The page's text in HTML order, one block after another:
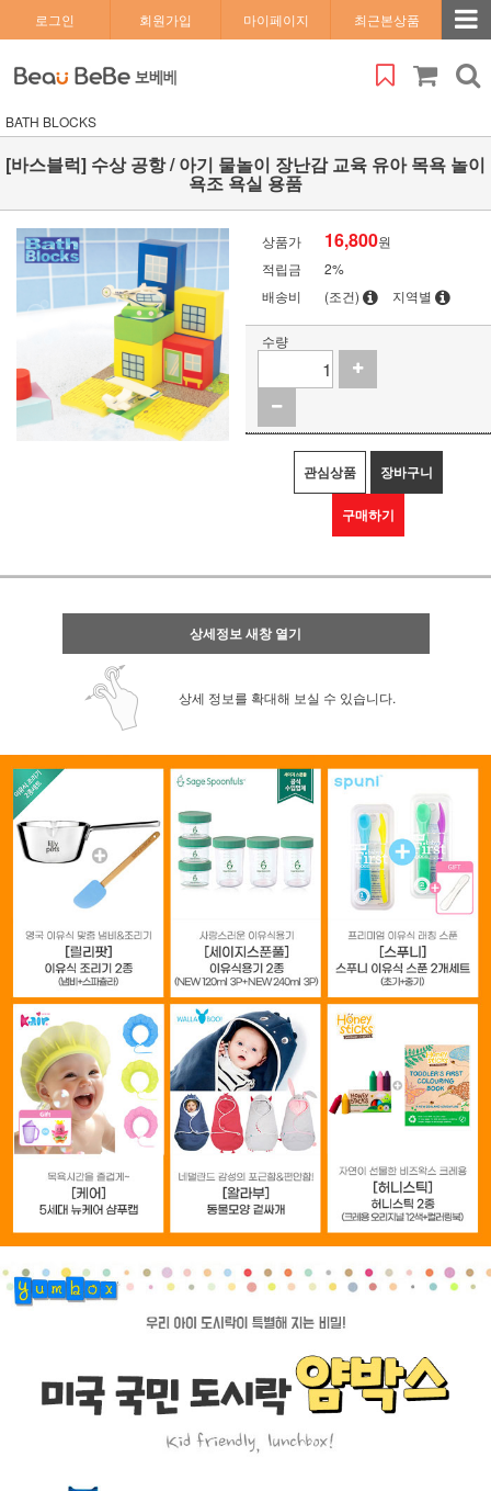
로그인 회원가입 마이페이지 최근본상품
BATH BLOCKS
[바스블럭] 수상 공항 / 아기 물놀이 장난감 교육 유아 목욕 놀이
욕조 욕실 용품
상품가 16,800원
적립금
2%
배송비
(조건) 지역별
수량
관심상품 장바구니
구매하기
상세정보 새창 열기
상세 정보를 확대해 보실 수 있습니다.